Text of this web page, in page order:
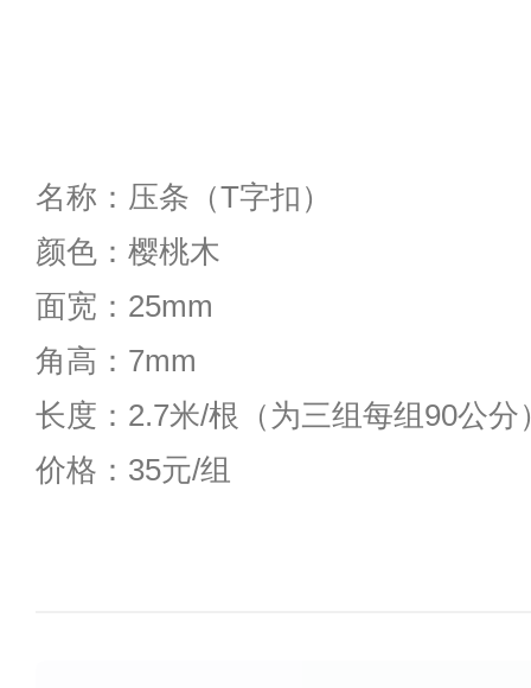
名称：压条（T字扣）
颜色：樱桃木
面宽：25mm
角高：7mm
长度：2.7米/根（为三组每组90公分
价格：35元/组